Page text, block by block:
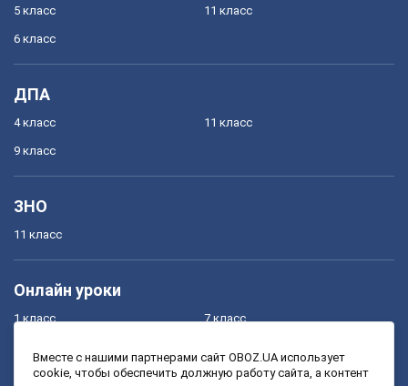
5 класс
6 класс
11 класс
ДПА
4 класс
9 класс
11 класс
ЗНО
11 класс
Онлайн уроки
1 класс
3 класс
7 класс
9 класс
Вместе с нашими партнерами сайт OBOZ.UA использует
cookie, чтобы обеспечить должную работу сайта, а контент